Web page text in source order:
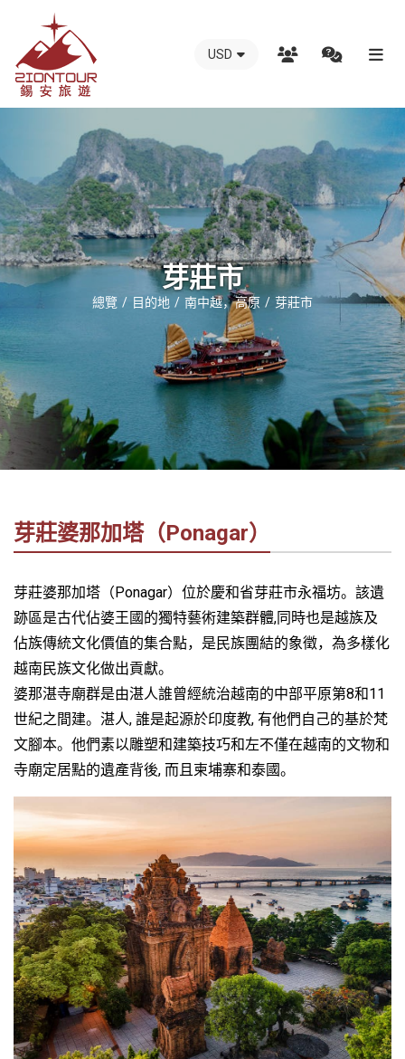
越
安
國
際
旅
行
社
南
接
錫
遊
您
越
南
最
好
的
合
作
伴！
越
LOCAL
旅
行
社
USD
芽莊市
總覽 目的地 南中越，高原 芽莊市
芽莊婆那加塔（Ponagar）
芽莊婆那加塔（Ponagar）位於慶和省芽莊市永福坊。該遺
跡區是古代佔婆王國的獨特藝術建築群體,同時也是越族及
佔族傳統文化價值的集合點，是民族團結的象徵，為多樣化
越南民族文化做出貢獻。
婆那湛寺廟群是由湛人誰曾經統治越南的中部平原第8和11
世紀之間建。湛人, 誰是起源於印度教, 有他們自己的基於梵
文腳本。他們素以雕塑和建築技巧和左不僅在越南的文物和
寺廟定居點的遺產背後, 而且柬埔寨和泰國。